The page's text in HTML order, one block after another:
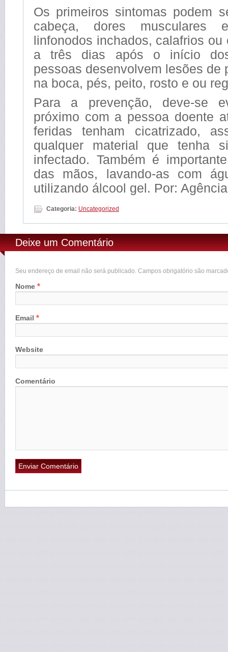
Os primeiros sintomas podem
cabeça, dores musculares
linfonodos inchados, calafrios ou
a três dias após o início
pessoas desenvolvem lesões de
na boca, pés, peito, rosto e ou
Para a prevenção, deve-se
próximo com a pessoa doente
feridas tenham cicatrizado,
qualquer material que tenha
infectado. Também é
das mãos, lavando-as com
utilizando álcool gel. Por:
Categoria: Uncategorized
Deixe um Comentário
Seu endereço de email não será publicado. Campos obrigatório são
Nome *
Email *
Website
Comentário